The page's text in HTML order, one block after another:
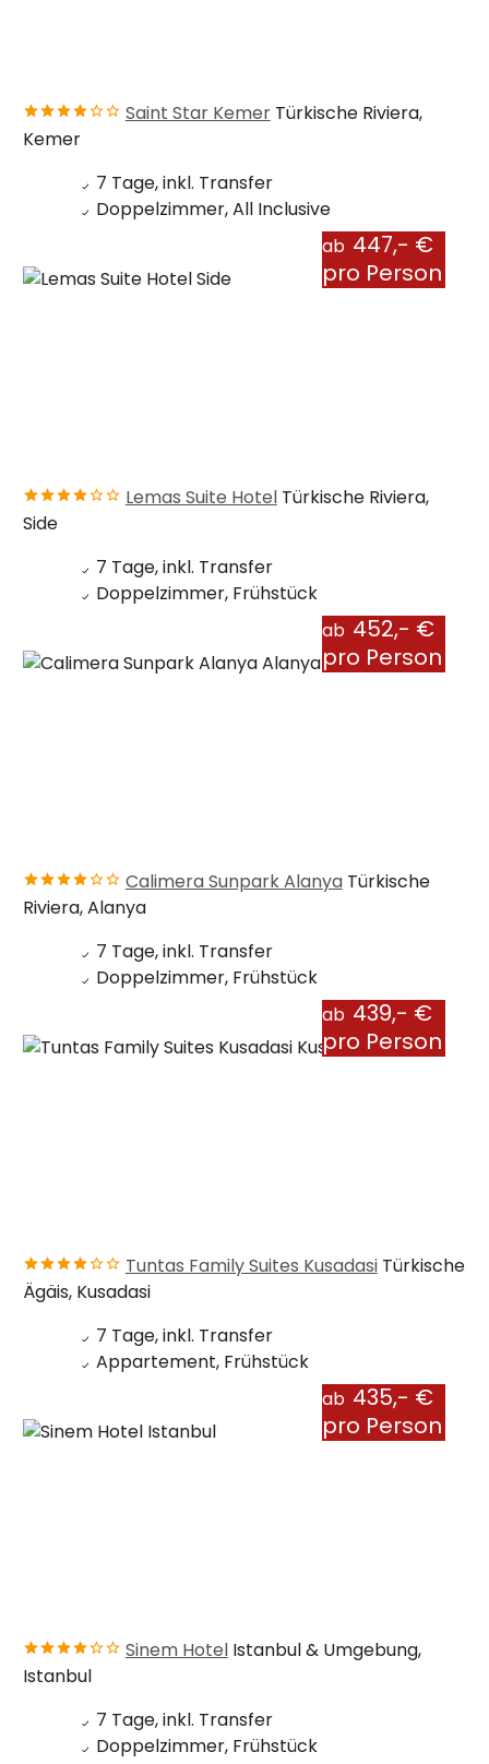
Saint Star Kemer Türkische Riviera,
Kemer
7 Tage, inkl. Transfer
Doppelzimmer, All Inclusive
ab 447,- €
pro Person
Lemas Suite Hotel Türkische Riviera,
Side
7 Tage, inkl. Transfer
Doppelzimmer, Frühstück
ab 452,- €
pro Person
Calimera Sunpark Alanya Türkische
Riviera, Alanya
7 Tage, inkl. Transfer
Doppelzimmer, Frühstück
ab 439,- €
pro Person
Tuntas Family Suites Kusadasi Türkische
Ägäis, Kusadasi
7 Tage, inkl. Transfer
Appartement, Frühstück
ab 435,- €
pro Person
Sinem Hotel Istanbul & Umgebung,
Istanbul
7 Tage, inkl. Transfer
Doppelzimmer, Frühstück